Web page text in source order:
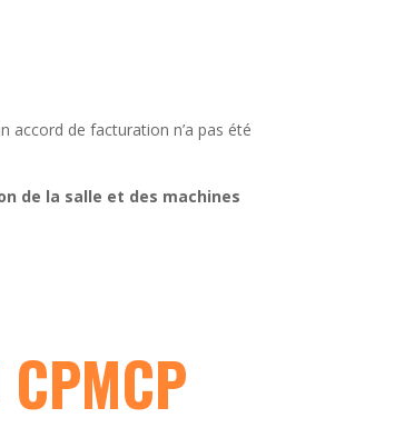
accord de facturation n’a pas été
de la salle et des machines
CPMCP